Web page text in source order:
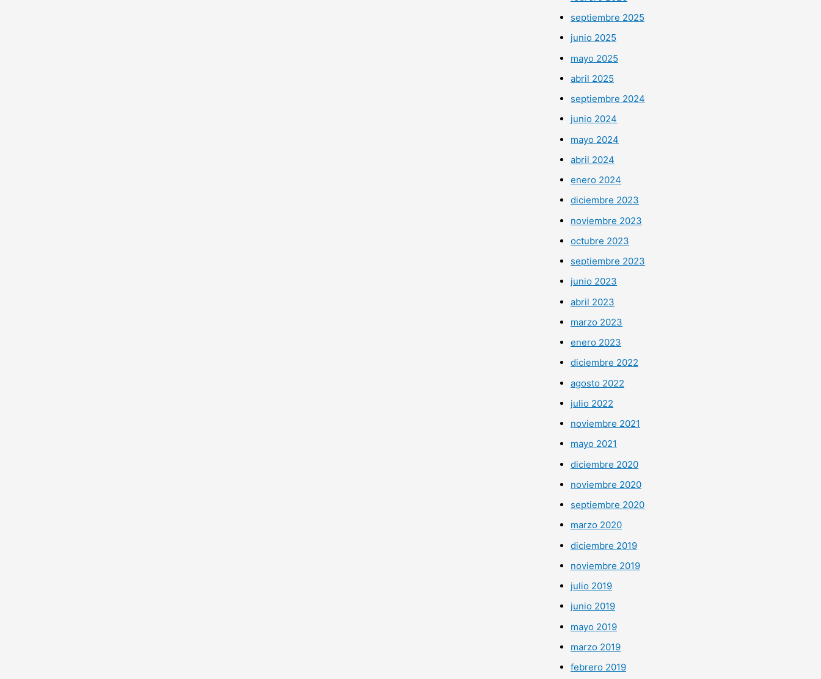
septiembre 2025
junio 2025
mayo 2025
abril 2025
septiembre 2024
junio 2024
mayo 2024
abril 2024
enero 2024
diciembre 2023
noviembre 2023
octubre 2023
septiembre 2023
junio 2023
abril 2023
marzo 2023
enero 2023
diciembre 2022
agosto 2022
julio 2022
noviembre 2021
mayo 2021
diciembre 2020
noviembre 2020
septiembre 2020
marzo 2020
diciembre 2019
noviembre 2019
julio 2019
junio 2019
mayo 2019
marzo 2019
febrero 2019